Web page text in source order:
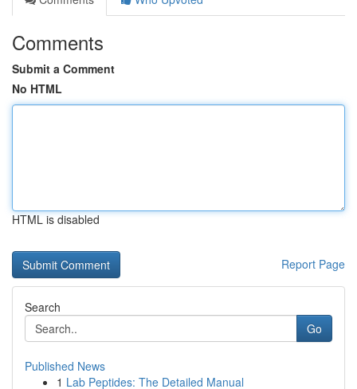
Comments
Submit a Comment
No HTML
HTML is disabled
Report Page
Search
Go
Published News
1 Lab Peptides: The Detailed Manual